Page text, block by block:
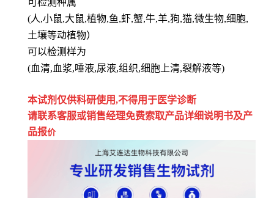
可检测种属
(人,小鼠,大鼠,植物,鱼,虾,蟹,牛,羊,狗,猫,微生物,细胞,
土壤等动植物）
可以检测样为
(血清,血浆,唾液,尿液,组织,细胞上清,裂解液等)
本试剂仅供科研使用,不得用于医学诊断
请联系客服或销售经理免费索取产品详细说明书及产
品报价